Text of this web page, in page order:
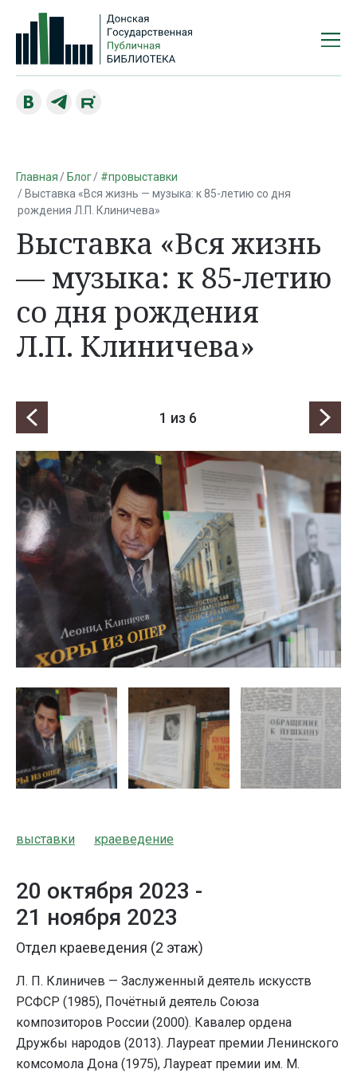
Главная Блог
#провыставки
Выставка «Вся жизнь — музыка: к 85-летию со дня
рождения Л.П. Клиничева»
Выставка «Вся жизнь
— музыка: к 85-летию
со дня рождения
Л.П. Клиничева»
1 из 6
выставки краеведение
20 октября 2023 -
21 ноября 2023
Отдел краеведения (2 этаж)
Л. П. Клиничев — Заслуженный деятель искусств
РСФСР (1985), Почётный деятель Союза
композиторов России (2000). Кавалер ордена
Дружбы народов (2013). Лауреат премии Ленинского
комсомола Дона (1975), Лауреат премии им. М.